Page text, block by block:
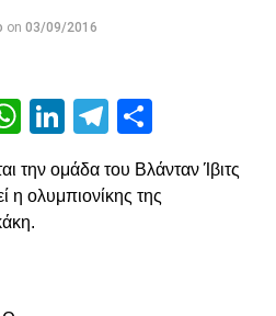
on 03/09/2016
WhatsApp
LinkedIn
Telegram
την ομάδα του Βλάνταν Ίβιτς
η ολυμπιονίκης της